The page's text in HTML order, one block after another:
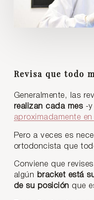
Revisa que todo
Generalmente, las
realizan cada mes-y
aproximadamente
Pero a veces es
ortodoncista que
Conviene que
algún bracket está
de su posición que